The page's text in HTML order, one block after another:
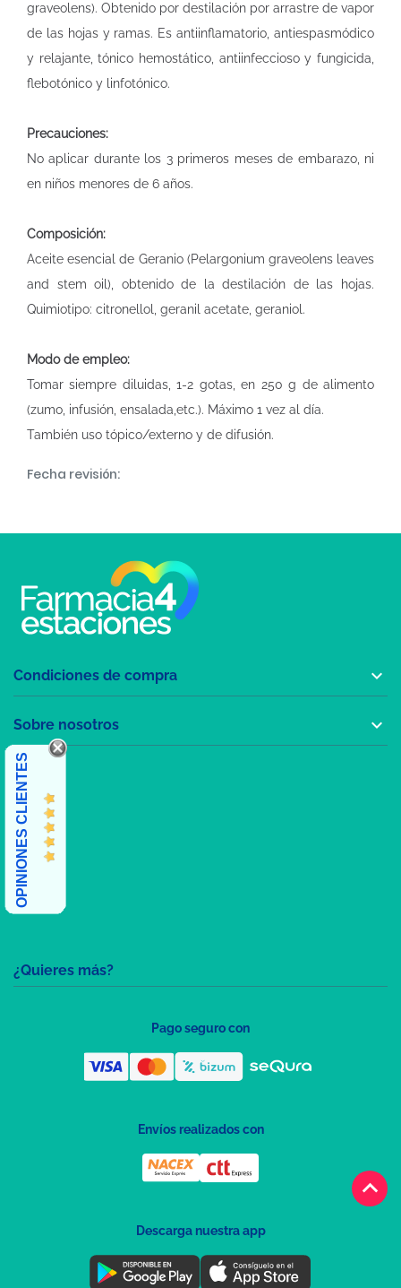
graveolens). Obtenido por destilación por arrastre de vapor
de las hojas y ramas. Es antiinflamatorio, antiespasmódico
y relajante, tónico hemostático, antiinfeccioso y fungicida,
flebotónico y linfotónico.
Precauciones:
No aplicar durante los 3 primeros meses de embarazo, ni
en niños menores de 6 años.
Composición:
Aceite esencial de Geranio (Pelargonium graveolens leaves
and stem oil), obtenido de la destilación de las hojas.
Quimiotipo: citronellol, geranil acetate, geraniol.
Modo de empleo:
Tomar siempre diluidas, 1-2 gotas, en 250 g de alimento
(zumo, infusión, ensalada,etc.). Máximo 1 vez al día.
También uso tópico/externo y de difusión.
Fecha revisión:
keyboard_arrow_up
¿Quieres más?
Condiciones de compra 
Sobre nosotros 
OPINIONES CLIENTES
Pago seguro con
Envíos realizados con
Descarga nuestra app